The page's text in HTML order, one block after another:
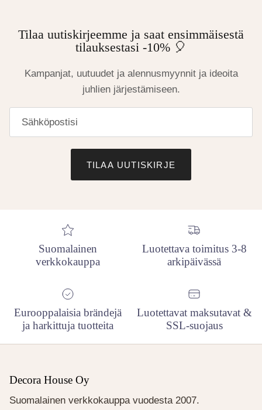
Tilaa uutiskirjeemme ja saat ensimmäisestä
tilauksestasi -10% 🎈
Kampanjat, uutuudet ja alennusmyynnit ja ideoita
juhlien järjestämiseen.
TILAA UUTISKIRJE
Suomalainen
verkkokauppa
Luotettava toimitus 3-8
arkipäivässä
Eurooppalaisia brändejä
ja harkittuja tuotteita
Luotettavat maksutavat &
SSL-suojaus
Decora House Oy
Suomalainen verkkokauppa vuodesta 2007.